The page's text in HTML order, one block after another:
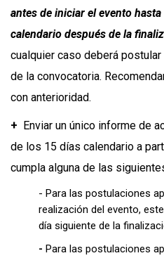
antes de iniciar el evento
calendario después de la
cualquier caso deberá
de la convocatoria.
con anterioridad.
+
Enviar un único informe de
de los 15 días calendario a
cumpla alguna de las
- Para las postulaciones
realización del evento,
día siguiente de la
- Para las postulaciones